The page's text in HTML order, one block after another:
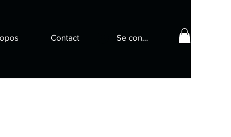
Contact Se connecter